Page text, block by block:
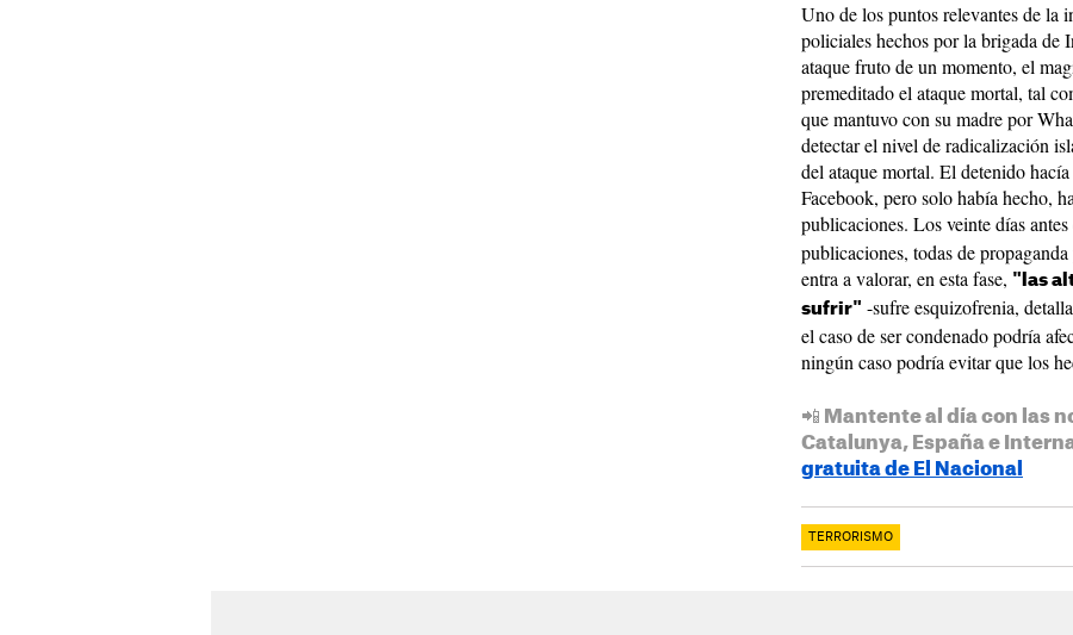
Uno de los puntos relevantes de la
policiales hechos por la brigada de
ataque fruto de un momento, el
premeditado el ataque mortal, tal
que mantuvo con su madre por
detectar el nivel de radicalización
del ataque mortal. El detenido
Facebook, pero solo había hecho,
publicaciones. Los veinte días
publicaciones, todas de
entra a valorar, en esta fase, "las
sufrir" -sufre esquizofrenia,
el caso de ser condenado podría
ningún caso podría evitar que los
📲 Mantente al día con las
Catalunya, España e
gratuita de El Nacional
TERRORISMO